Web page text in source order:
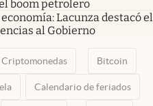
boom petrolero
economía: Lacunza destacó el
al Gobierno
Criptomonedas Bitcoin
Calendario de feriados